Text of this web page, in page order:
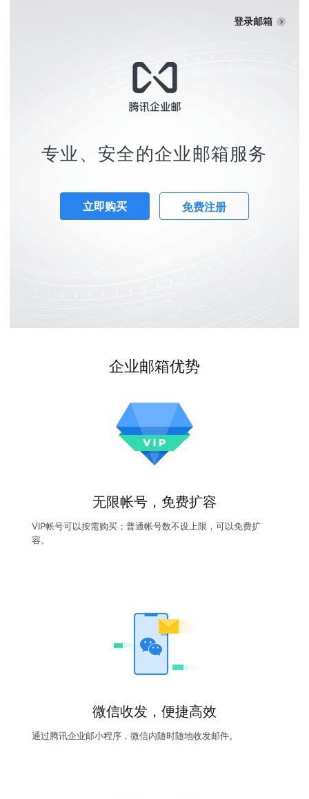
登录邮箱
专业、安全的企业邮箱服务
立即购买 免费注册
企业邮箱优势
无限帐号，免费扩容
VIP帐号可以按需购买；普通帐号数不设上限，可以免费扩
容。
微信收发，便捷高效
通过腾讯企业邮小程序，微信内随时随地收发邮件。